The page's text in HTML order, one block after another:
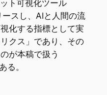
ト可視化ツール
ースし、AIと人間の流
化する指標として実
クス」であり、その
が本稿で扱う
る。